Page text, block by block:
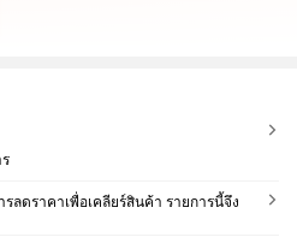
ลดราคาเพื่อเคลียร์สินค้า รายการนี้จึง